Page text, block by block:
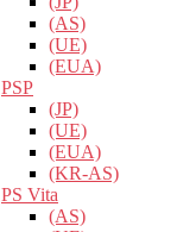
(AS)
(UE)
(EUA)
PSP
(JP)
(UE)
(EUA)
(KR-AS)
PS Vita
(AS)